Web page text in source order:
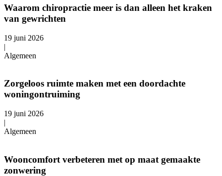
Waarom chiropractie meer is dan alleen het kraken
van gewrichten
19 juni 2026
|
Algemeen
Zorgeloos ruimte maken met een doordachte
woningontruiming
19 juni 2026
|
Algemeen
Wooncomfort verbeteren met op maat gemaakte
zonwering